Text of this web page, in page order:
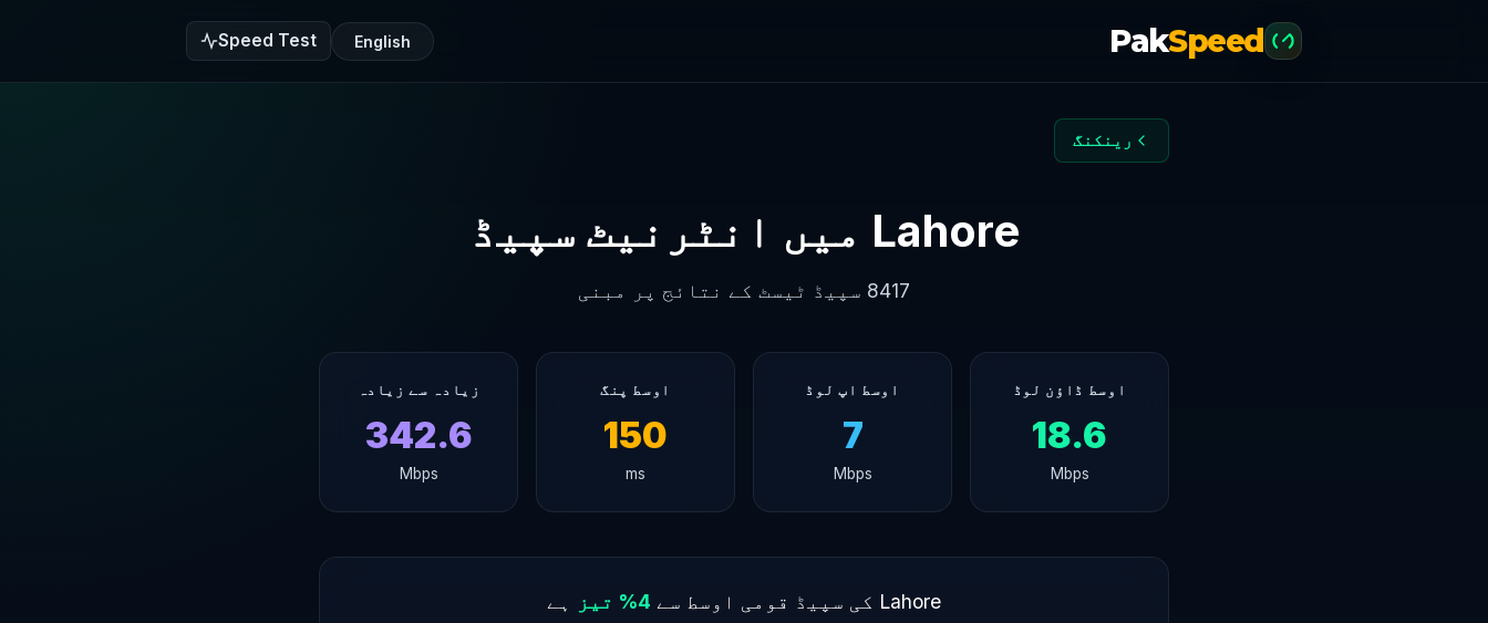
PakSpeed
Speed Test English
رینکنگ
Lahore میں انٹرنیٹ سپیڈ
8417 سپیڈ ٹیسٹ کے نتائج پر مبنی
اوسط ڈاؤن لوڈ
18.6
Mbps
اوسط اپ لوڈ
7
Mbps
اوسط پنگ
150
ms
زیادہ سے زیادہ
342.6
Mbps
Lahore کی سپیڈ قومی اوسط سے 4% تیز ہے